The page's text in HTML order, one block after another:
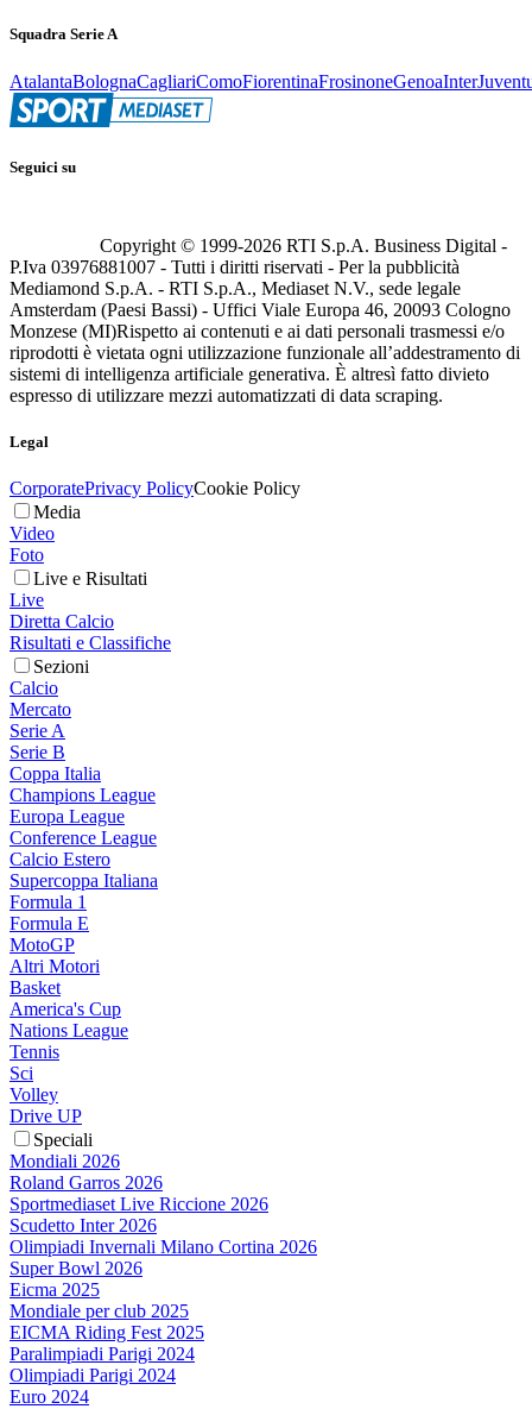
Squadra Serie A
AtalantaBolognaCagliariComoFiorentinaFrosinoneGenoaInter
Seguici su
Copyright © 1999-2026 RTI S.p.A. Business Digital -
P.Iva 03976881007 - Tutti i diritti riservati - Per la pubblicità
Mediamond S.p.A. - RTI S.p.A., Mediaset N.V., sede legale
Amsterdam (Paesi Bassi) - Uffici Viale Europa 46, 20093 Cologno
Monzese (MI)Rispetto ai contenuti e ai dati personali trasmessi e/o
riprodotti è vietata ogni utilizzazione funzionale all’addestramento di
sistemi di intelligenza artificiale generativa. È altresì fatto divieto
espresso di utilizzare mezzi automatizzati di data scraping.
Legal
CorporatePrivacy PolicyCookie Policy
Media
Video
Foto
Live e Risultati
Live
Diretta Calcio
Risultati e Classifiche
Sezioni
Calcio
Mercato
Serie A
Serie B
Coppa Italia
Champions League
Europa League
Conference League
Calcio Estero
Supercoppa Italiana
Formula 1
Formula E
MotoGP
Altri Motori
Basket
America's Cup
Nations League
Tennis
Sci
Volley
Drive UP
Speciali
Mondiali 2026
Roland Garros 2026
Sportmediaset Live Riccione 2026
Scudetto Inter 2026
Olimpiadi Invernali Milano Cortina 2026
Super Bowl 2026
Eicma 2025
Mondiale per club 2025
EICMA Riding Fest 2025
Paralimpiadi Parigi 2024
Olimpiadi Parigi 2024
Euro 2024